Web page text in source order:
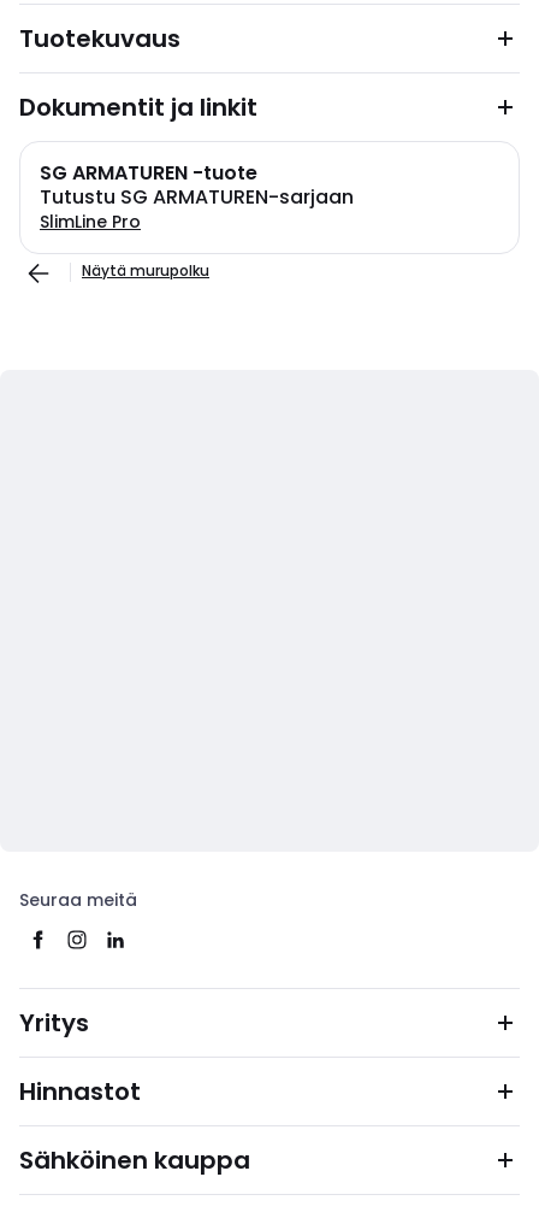
Tuotekuvaus
Dokumentit ja linkit
SG ARMATUREN -tuote
Tutustu SG ARMATUREN-sarjaan
SlimLine Pro
Näytä murupolku
Seuraa meitä
Yritys
Hinnastot
Sähköinen kauppa